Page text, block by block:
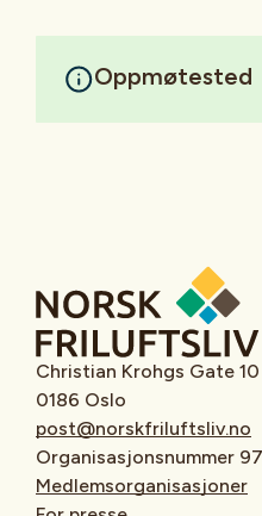
Oppmøtested
Christian Krohgs Gate 10
0186 Oslo
post@norskfriluftsliv.no
Organisasjonsnummer
Medlemsorganisasjoner